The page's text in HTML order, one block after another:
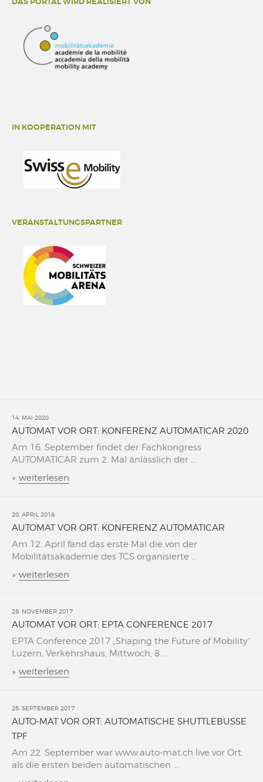
IN KOOPERATION MIT
VERANSTALTUNGSPARTNER
14. MAI 2020
AUTOMAT VOR ORT: KONFERENZ AUTOMATICAR 2020
Am 16. September findet der Fachkongress
AUTOMATICAR zum 2. Mal änlässlich der ...
» weiterlesen
20. APRIL 2018
AUTOMAT VOR ORT: KONFERENZ AUTOMATICAR
Am 12. April fand das erste Mal die von der
Mobilitätsakademie des TCS organisierte ...
» weiterlesen
28. NOVEMBER 2017
AUTOMAT VOR ORT: EPTA CONFERENCE 2017
EPTA Conference 2017 „Shaping the Future of Mobility“
Luzern, Verkehrshaus, Mittwoch, 8. ...
» weiterlesen
26. SEPTEMBER 2017
AUTO-MAT VOR ORT: AUTOMATISCHE SHUTTLEBUSSE
TPF
Am 22. September war www.auto-mat.ch live vor Ort,
als die ersten beiden automatischen ...